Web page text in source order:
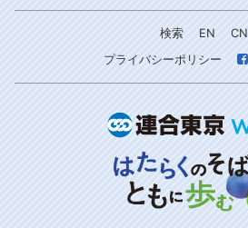
検索 EN
CN
プライバシーポリシー